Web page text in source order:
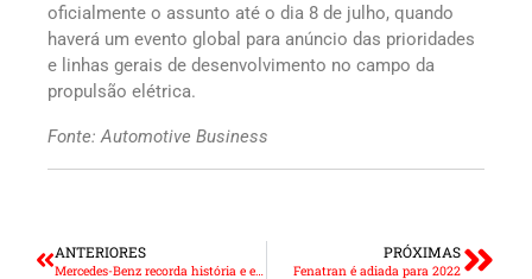
oficialmente o assunto até o dia 8 de julho, quando
haverá um evento global para anúncio das prioridades
e linhas gerais de desenvolvimento no campo da
propulsão elétrica.
Fonte: Automotive Business
ANTERIORES
Mercedes-Benz recorda história e evolução dos rádios automotivos
PRÓXIMAS
Fenatran é adiada para 2022